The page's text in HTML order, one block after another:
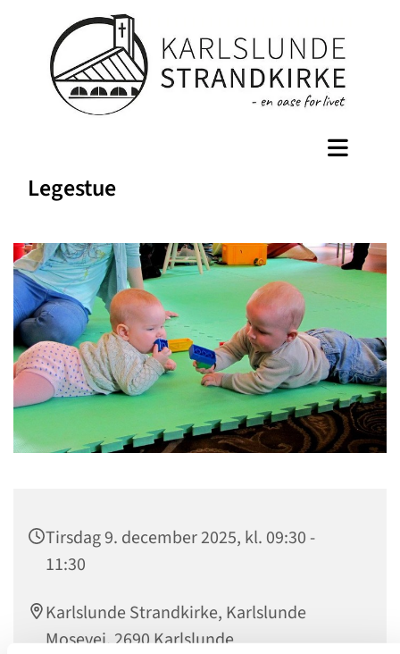
Legestue
Tirsdag 9. december 2025, kl. 09:30 -
11:30
Karlslunde Strandkirke, Karlslunde
Mosevej, 2690 Karlslunde